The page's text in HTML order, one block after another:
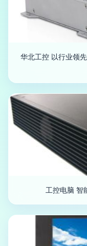
华北工控 以行业领
工控电脑 智